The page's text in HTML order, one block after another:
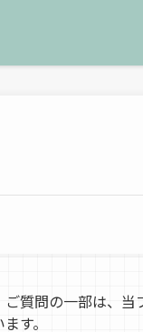
質問の一部は、
す。